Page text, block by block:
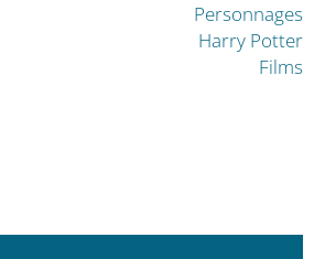
Personnages
Harry Potter
Films